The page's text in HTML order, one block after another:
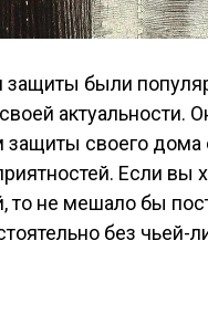
защиты были
актуальности.
своего дома
Если вы
то не мешало бы
без